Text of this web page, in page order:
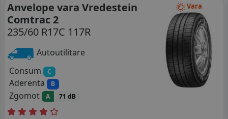
Vara
Anvelope vara Vredestein
Comtrac 2
235/60 R17C 117R
Autoutilitare
Consum
C
Aderenta B
Zgomot A 71 dB